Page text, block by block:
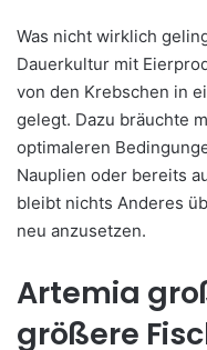
Was nicht wirklich
Dauerkultur mit
von den Krebschen in
gelegt. Dazu bräuchte
optimaleren
Nauplien oder bereits
bleibt nichts Anderes
neu anzusetzen.
Artemia
größere